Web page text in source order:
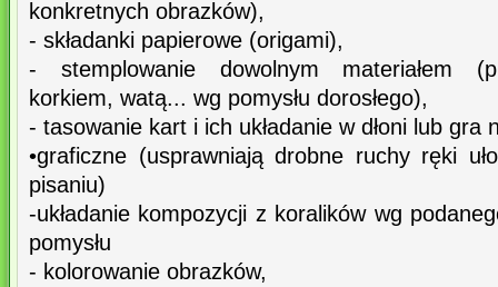
konkretnych obrazków),
- składanki papierowe (origami),
- stemplowanie dowolnym materiałem
korkiem, watą... wg pomysłu dorosłego),
- tasowanie kart i ich układanie w dłoni lub gra
•graficzne (usprawniają drobne ruchy ręki
pisaniu)
-układanie kompozycji z koralików wg
pomysłu
- kolorowanie obrazków,